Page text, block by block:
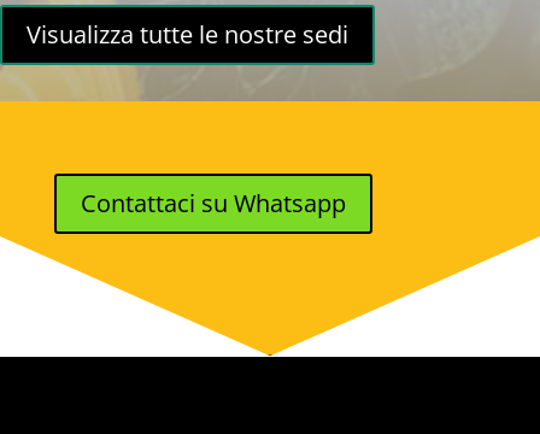
Visualizza tutte le nostre sedi
Contattaci su Whatsapp